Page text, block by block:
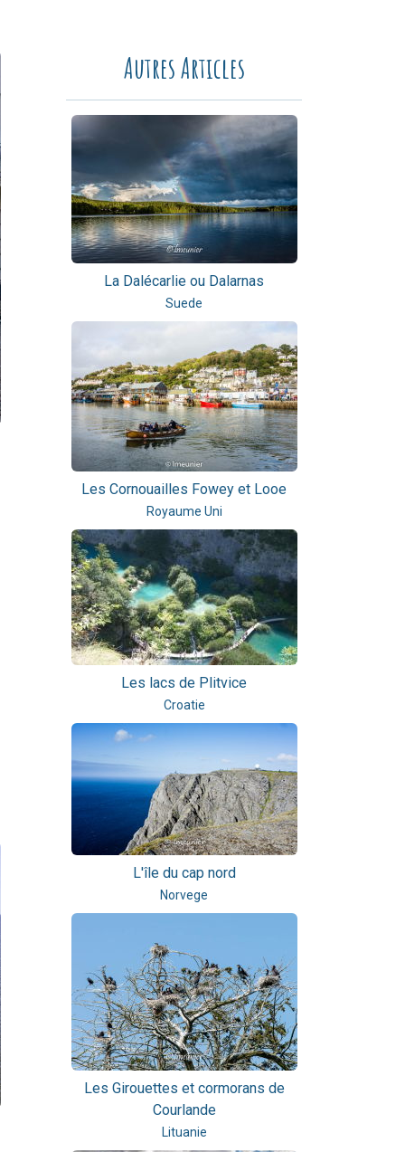
Autres Articles
La Dalécarlie ou Dalarnas
Suede
Les Cornouailles Fowey et Looe
Royaume Uni
Les lacs de Plitvice
Croatie
L'île du cap nord
Norvege
Les Girouettes et cormorans de
Courlande
Lituanie